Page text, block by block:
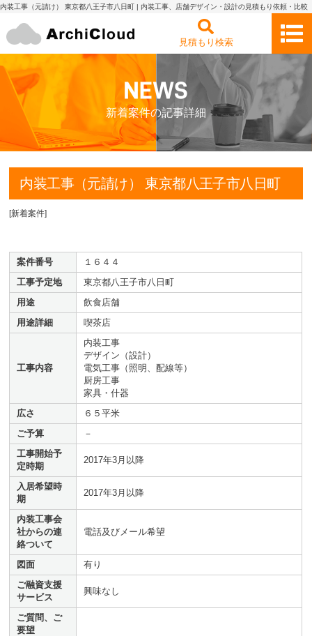
内装工事（元請け） 東京都八王子市八日町 | 内装工事、店舗デザイン・設計の見積もり依頼・比較
見積もり検索
新着案件の記事詳細
内装工事（元請け） 東京都八王子市八日町
[新着案件]
案件番号
１６４４
工事予定地
東京都八王子市八日町
用途
飲食店舗
用途詳細
喫茶店
工事内容
内装工事
デザイン（設計）
電気工事（照明、配線等）
厨房工事
家具・什器
広さ
６５平米
ご予算
－
工事開始予
定時期
2017年3月以降
入居希望時
期
2017年3月以降
内装工事会
社からの連
絡ついて
電話及びメール希望
図面
有り
ご融資支援
サービス
興味なし
ご質問、ご
要望